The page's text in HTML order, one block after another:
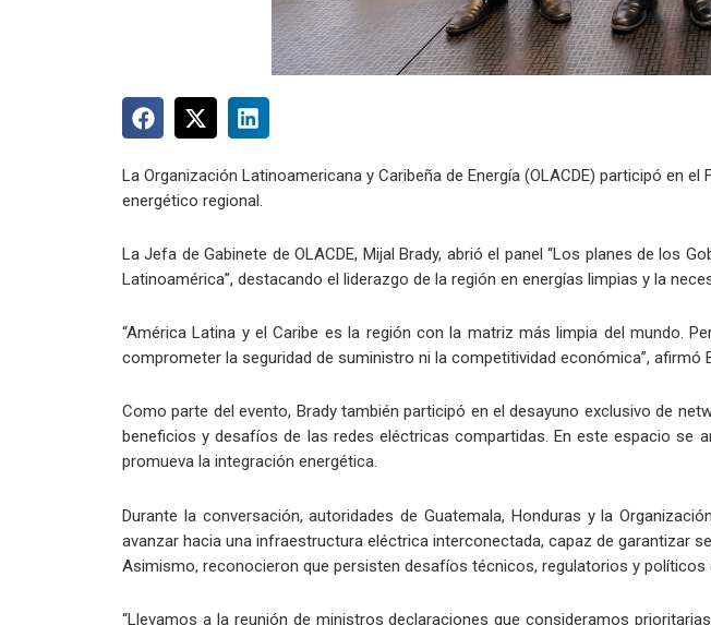
La Organización Latinoamericana y Caribeña de Energía (OLACDE) participó en
energético regional.
La Jefa de Gabinete de OLACDE, Mijal Brady, abrió el panel “Los planes de los
Latinoamérica”, destacando el liderazgo de la región en energías limpias y la
“América Latina y el Caribe es la región con la matriz más limpia del mundo.
comprometer la seguridad de suministro ni la competitividad económica”, afirmó
Como parte del evento, Brady también participó en el desayuno exclusivo de
beneficios y desafíos de las redes eléctricas compartidas. En este espacio se
promueva la integración energética.
Durante la conversación, autoridades de Guatemala, Honduras y la
avanzar hacia una infraestructura eléctrica interconectada, capaz de garantizar
Asimismo, reconocieron que persisten desafíos técnicos, regulatorios y políticos
“Llevamos a la reunión de ministros declaraciones que consideramos